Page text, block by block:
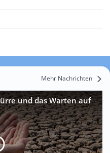
Mehr Nachrichten
und das Warten auf